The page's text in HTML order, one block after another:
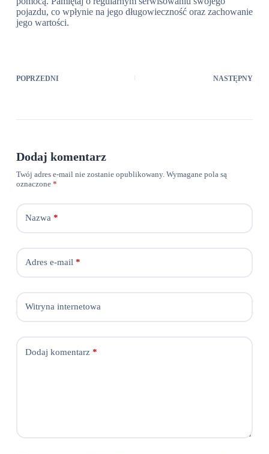
pojazdu, co wpłynie na jego długowieczność oraz zachowanie
jego wartości.
POPRZEDNI NASTĘPNY
Dodaj komentarz
Twój adres e-mail nie zostanie opublikowany. Wymagane pola są
oznaczone *
Nazwa*
Adres e-mail*
Witryna internetowa
Dodaj komentarz*